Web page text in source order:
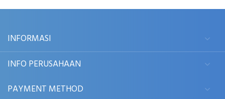
INFORMASI
INFO PERUSAHAAN
PAYMENT METHOD